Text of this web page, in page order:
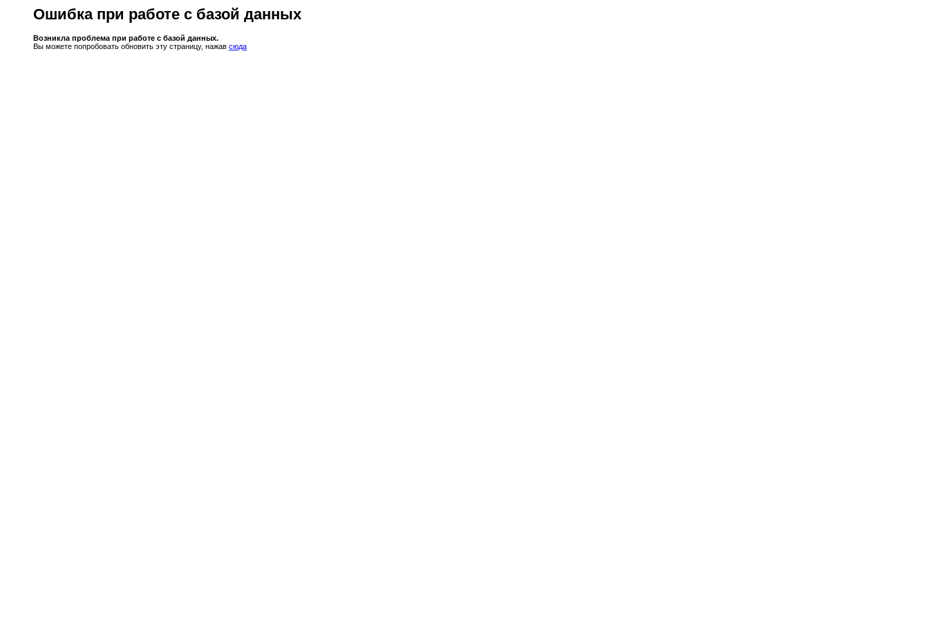
Ошибка при работе с базой данных
Возникла проблема при работе с базой данных.
Вы можете попробовать обновить эту страницу, нажав сюда